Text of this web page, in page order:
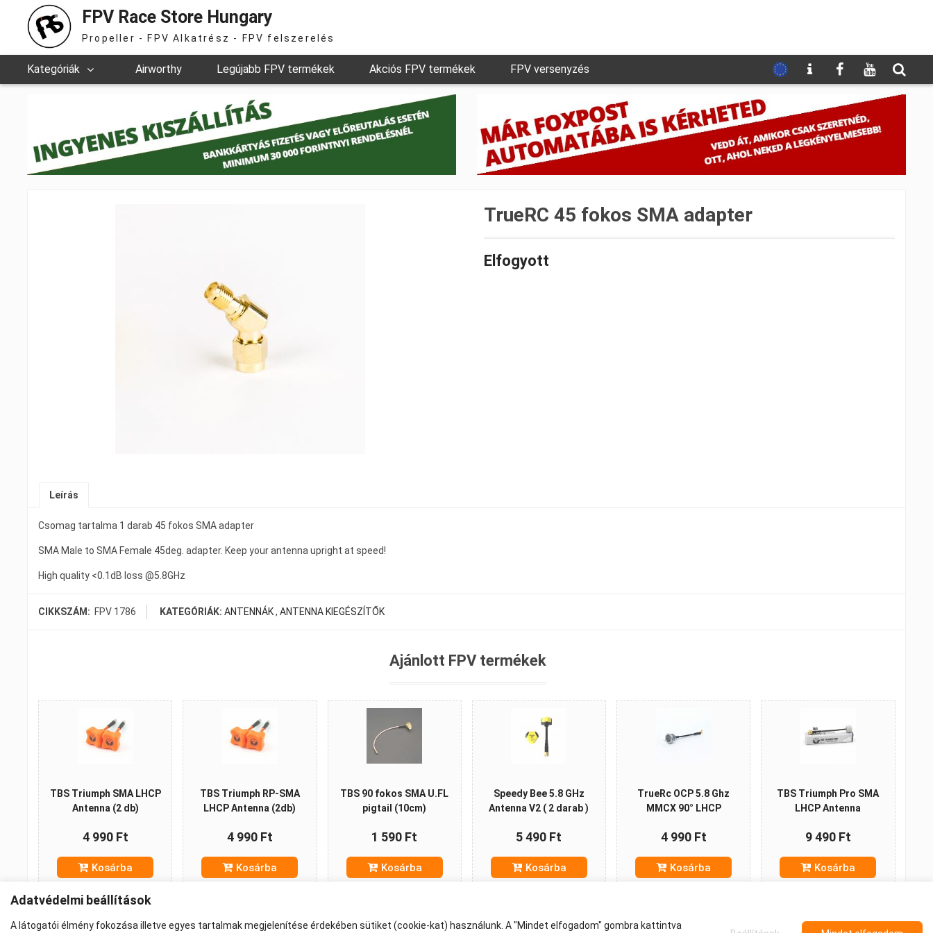
FPV Race Store Hungary
Propeller - FPV Alkatrész - FPV felszerelés
Kategóriák Airworthy Legújabb FPV termékek Akciós FPV termékek FPV versenyzés
TrueRC 45 fokos SMA adapter
Elfogyott
Leírás
Csomag tartalma 1 darab 45 fokos SMA adapter
SMA Male to SMA Female 45deg. adapter. Keep your antenna upright at speed!
High quality <0.1dB loss @5.8GHz
CIKKSZÁM: FPV 1786 KATEGÓRIÁK: ANTENNÁK, ANTENNA KIEGÉSZÍTŐK
Ajánlott FPV termékek
TBS Triumph SMA LHCP
Antenna (2 db)
4 990 Ft
Kosárba
TBS Triumph RP-SMA
LHCP Antenna (2db)
4 990 Ft
Kosárba
TBS 90 fokos SMA U.FL
pigtail (10cm)
1 590 Ft
Kosárba
Speedy Bee 5.8 GHz
Antenna V2 ( 2 darab )
5 490 Ft
Kosárba
TrueRc OCP 5.8 Ghz
MMCX 90° LHCP
4 990 Ft
Kosárba
TBS Triumph Pro SMA
LHCP Antenna
9 490 Ft
Kosárba
Adatvédelmi beállítások
A látogatói élmény fokozása illetve egyes tartalmak megjelenítése érdekében sütiket (cookie-kat) használunk. A "Mindet elfogadom" gombra kattintva